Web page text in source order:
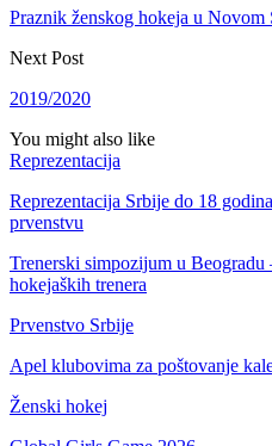
Praznik ženskog hokeja u Novom
Next Post
2019/2020
You might also like
Reprezentacija
Reprezentacija Srbije do 18
prvenstvu
Trenerski simpozijum u Beogradu
hokejaških trenera
Prvenstvo Srbije
Apel klubovima za poštovanje
Ženski hokej